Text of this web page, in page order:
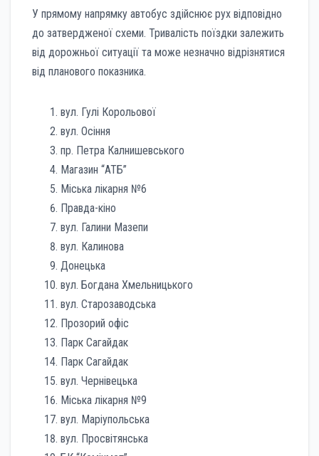
У прямому напрямку автобус здійснює рух відповідно
до затвердженої схеми. Тривалість поїздки залежить
від дорожньої ситуації та може незначно відрізнятися
від планового показника.
вул. Гулі Корольової
вул. Осіння
пр. Петра Калнишевського
Магазин “АТБ”
Міська лікарня №6
Правда-кіно
вул. Галини Мазепи
вул. Калинова
Донецька
вул. Богдана Хмельницького
вул. Старозаводська
Прозорий офіс
Парк Сагайдак
Парк Сагайдак
вул. Чернівецька
Міська лікарня №9
вул. Маріупольська
вул. Просвітянська